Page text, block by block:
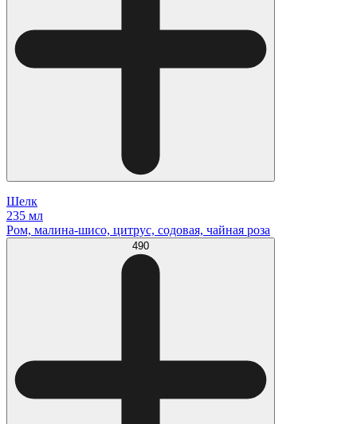
Шелк
235 мл
Ром, малина-шисо, цитрус, содовая, чайная роза
490